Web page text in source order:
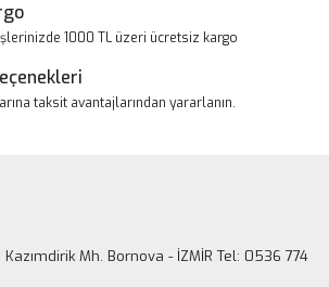
1000 TL üzeri ücretsiz kargo
taksit avantajlarından yararlanın.
Kazımdirik Mh. Bornova - İZMİR Tel: 0536 774